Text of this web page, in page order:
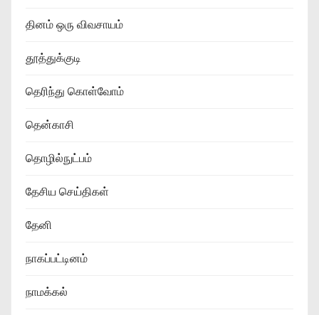
தினம் ஒரு விவசாயம்
தூத்துக்குடி
தெரிந்து கொள்வோம்
தென்காசி
தொழில்நுட்பம்
தேசிய செய்திகள்
தேனி
நாகப்பட்டினம்
நாமக்கல்